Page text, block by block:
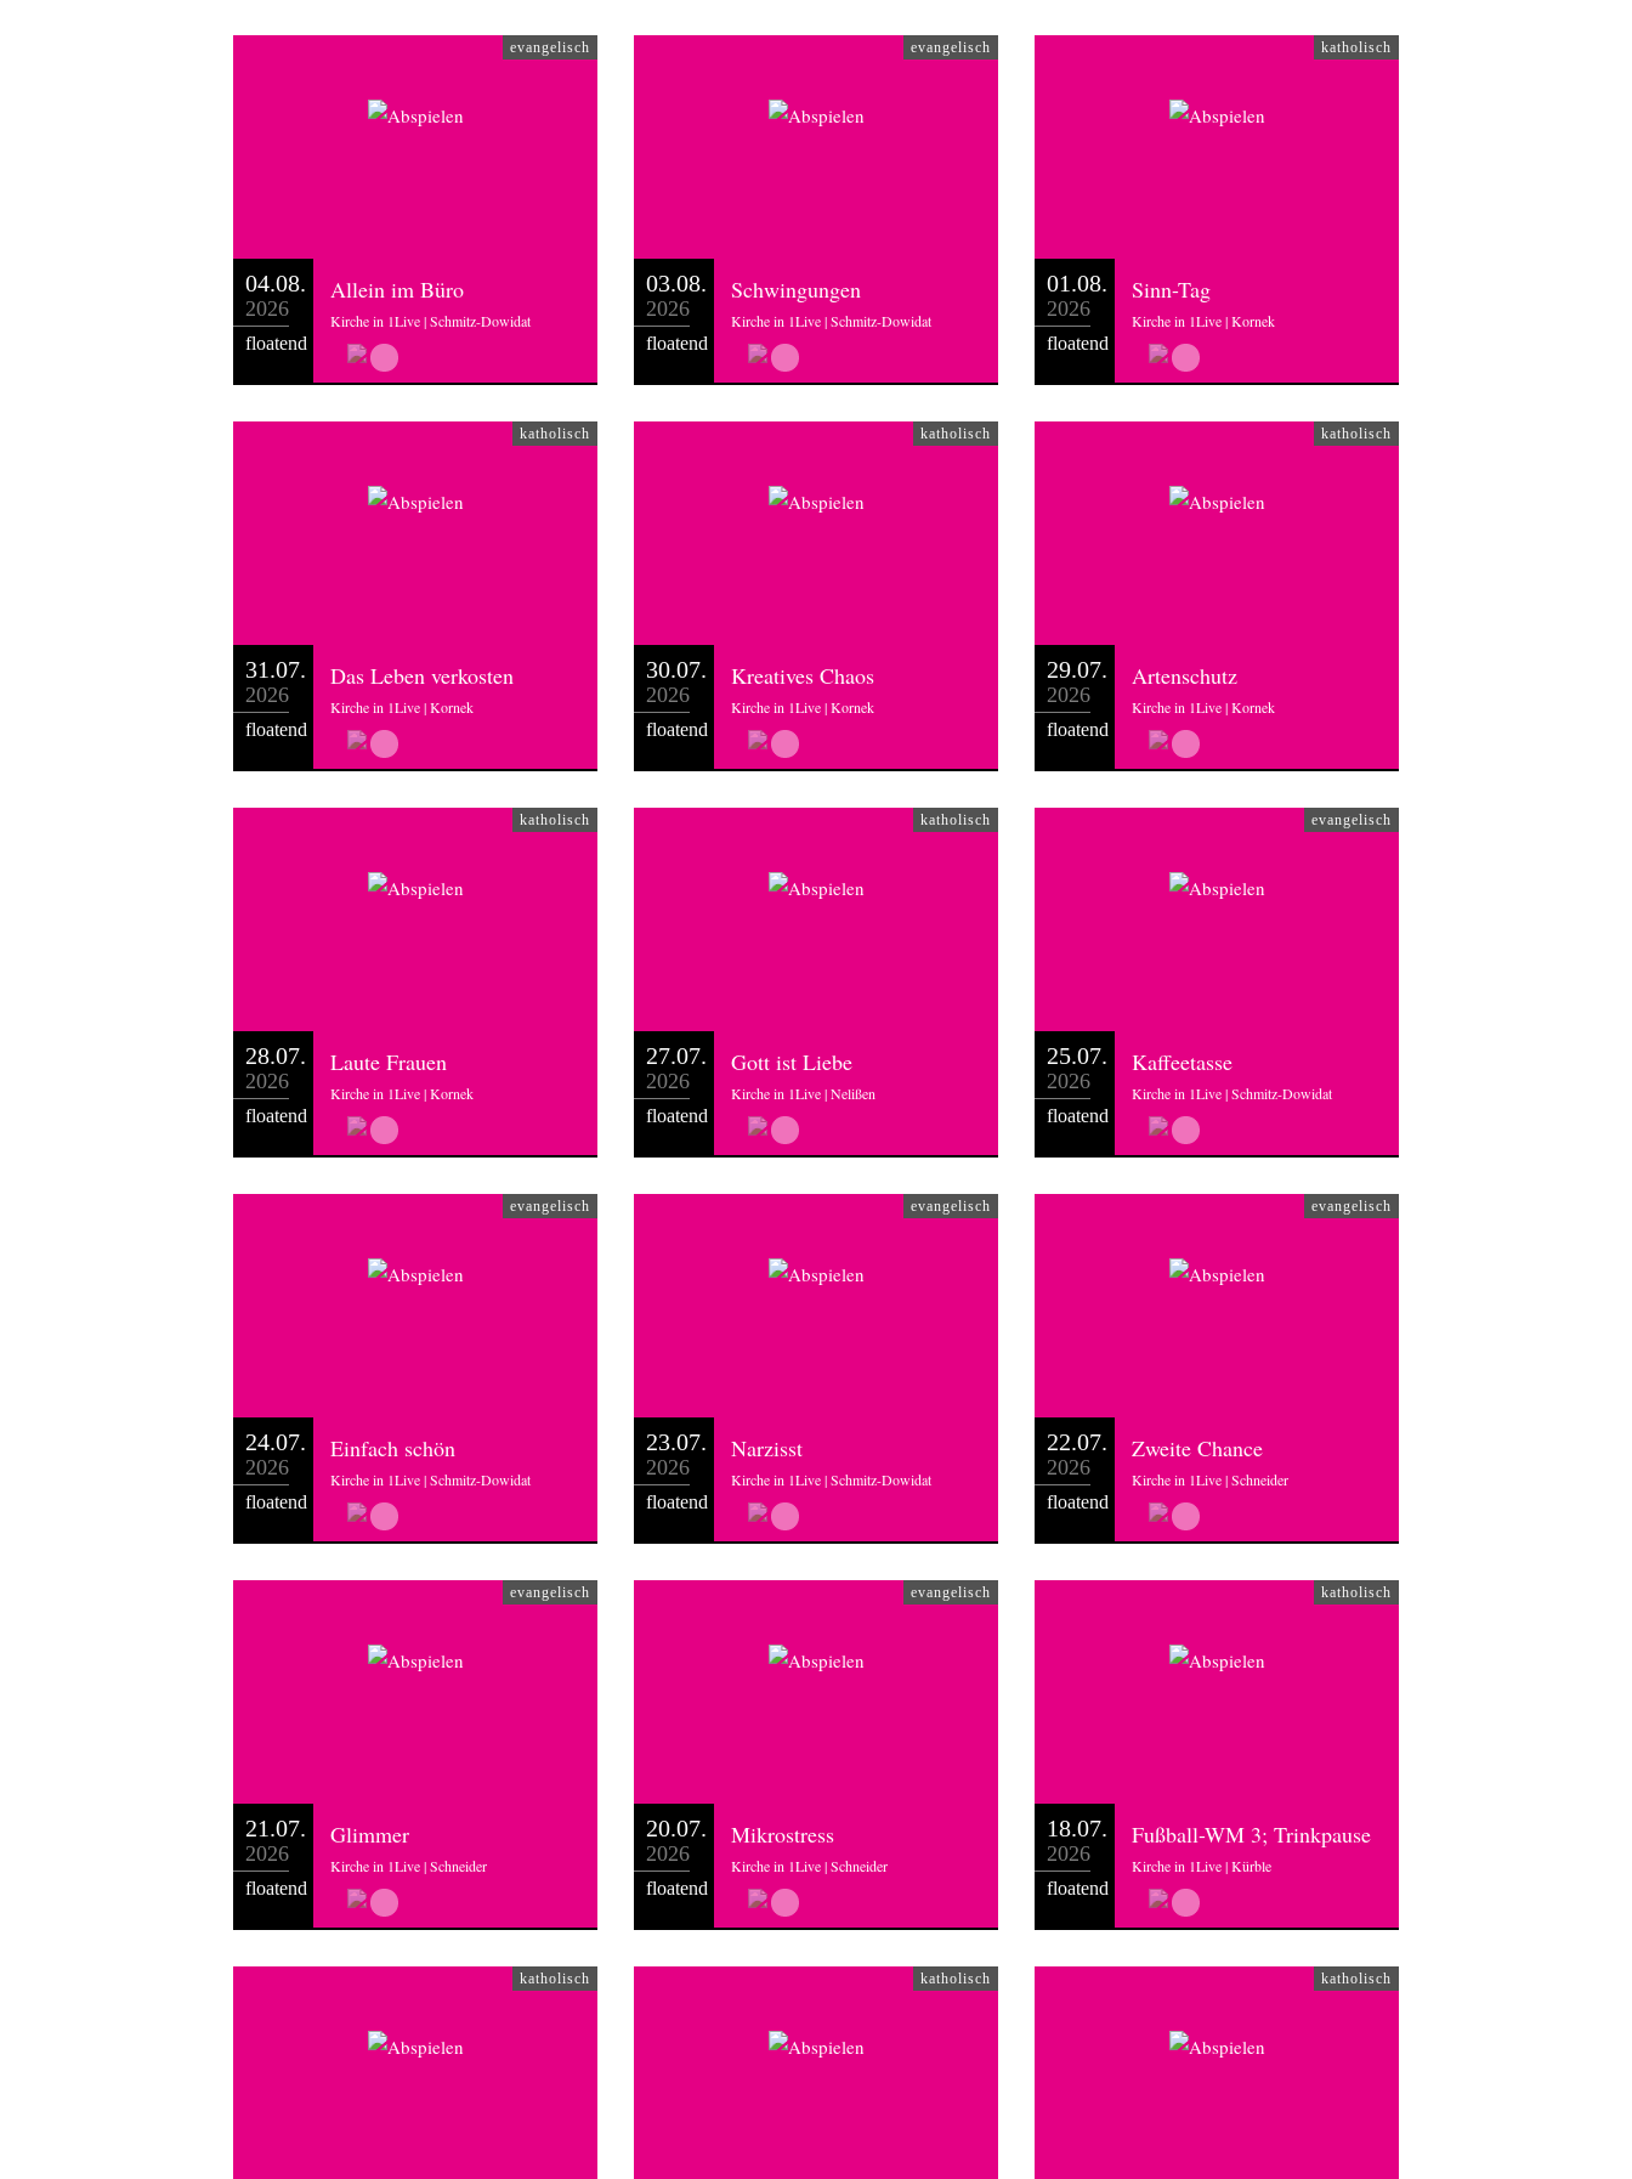
evangelisch
04.08.
2026
floatend
Allein im Büro
Kirche in 1Live | Schmitz-Dowidat
evangelisch
03.08.
2026
floatend
Schwingungen
Kirche in 1Live | Schmitz-Dowidat
katholisch
01.08.
2026
floatend
Sinn-Tag
Kirche in 1Live | Kornek
katholisch
31.07.
2026
floatend
Das Leben verkosten
Kirche in 1Live | Kornek
katholisch
30.07.
2026
floatend
Kreatives Chaos
Kirche in 1Live | Kornek
katholisch
29.07.
2026
floatend
Artenschutz
Kirche in 1Live | Kornek
katholisch
28.07.
2026
floatend
Laute Frauen
Kirche in 1Live | Kornek
katholisch
27.07.
2026
floatend
Gott ist Liebe
Kirche in 1Live | Nelißen
evangelisch
25.07.
2026
floatend
Kaffeetasse
Kirche in 1Live | Schmitz-Dowidat
evangelisch
24.07.
2026
floatend
Einfach schön
Kirche in 1Live | Schmitz-Dowidat
evangelisch
23.07.
2026
floatend
Narzisst
Kirche in 1Live | Schmitz-Dowidat
evangelisch
22.07.
2026
floatend
Zweite Chance
Kirche in 1Live | Schneider
evangelisch
21.07.
2026
floatend
Glimmer
Kirche in 1Live | Schneider
evangelisch
20.07.
2026
floatend
Mikrostress
Kirche in 1Live | Schneider
katholisch
18.07.
2026
floatend
Fußball-WM 3; Trinkpause
Kirche in 1Live | Kürble
katholisch katholisch katholisch